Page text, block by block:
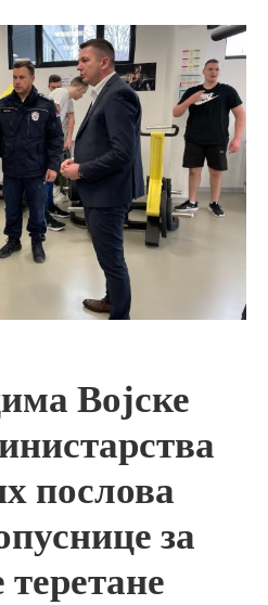
Војске
послова
за